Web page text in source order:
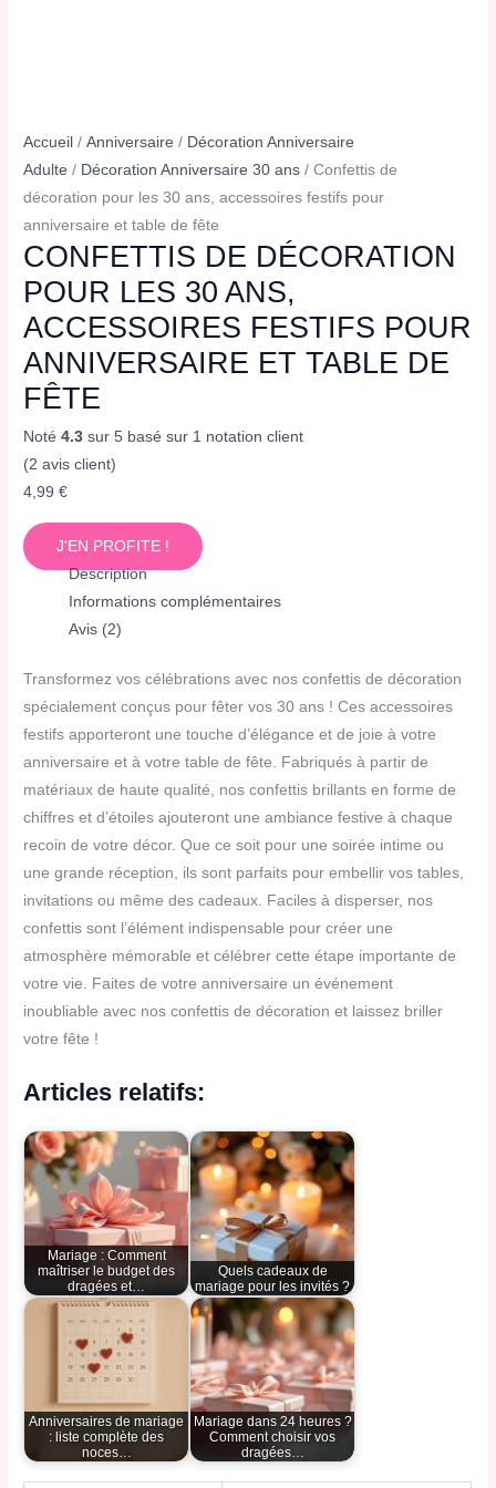
Accueil /Anniversaire / Décoration Anniversaire
Adulte / Décoration Anniversaire 30 ans / Confettis de
décoration pour les 30 ans, accessoires festifs pour
anniversaire et table de fête
CONFETTIS DE DÉCORATION
POUR LES 30 ANS,
ACCESSOIRES FESTIFS POUR
ANNIVERSAIRE ET TABLE DE
FÊTE
Noté4.3 sur 5 basé sur 1 notation client
(2 avis client)
4,99€
J'EN PROFITE !
Description
Informations complémentaires
Avis (2)
Transformez vos célébrations avec nos confettis de décoration
spécialement conçus pour fêter vos 30 ans ! Ces accessoires
festifs apporteront une touche d’élégance et de joie à votre
anniversaire et à votre table de fête. Fabriqués à partir de
matériaux de haute qualité, nos confettis brillants en forme de
chiffres et d’étoiles ajouteront une ambiance festive à chaque
recoin de votre décor. Que ce soit pour une soirée intime ou
une grande réception, ils sont parfaits pour embellir vos tables,
invitations ou même des cadeaux. Faciles à disperser, nos
confettis sont l’élément indispensable pour créer une
atmosphère mémorable et célébrer cette étape importante de
votre vie. Faites de votre anniversaire un événement
inoubliable avec nos confettis de décoration et laissez briller
votre fête !
Articles relatifs:
Mariage : Comment
maîtriser le budget des
dragées et…
Quels cadeaux de
mariage pour les invités ?
Anniversaires de mariage
: liste complète des
noces…
Mariage dans 24 heures ?
Comment choisir vos
dragées…